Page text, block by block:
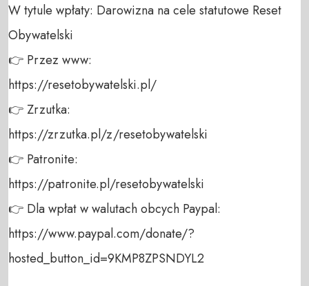
W tytule wpłaty: Darowizna na cele statutowe Reset
Obywatelski
👉 Przez www:
https://resetobywatelski.pl/
👉 Zrzutka:
https://zrzutka.pl/z/resetobywatelski
👉 Patronite:
https://patronite.pl/resetobywatelski
👉 Dla wpłat w walutach obcych Paypal:
https://www.paypal.com/donate/?
hosted_button_id=9KMP8ZPSNDYL2